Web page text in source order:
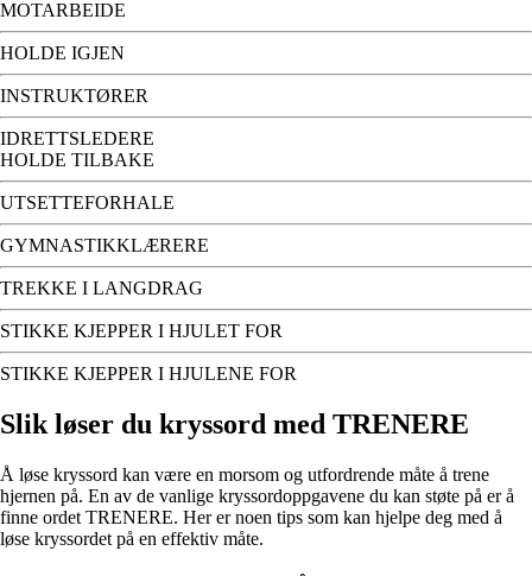
MOTARBEIDE
HOLDE IGJEN
INSTRUKTØRER
IDRETTSLEDERE
HOLDE TILBAKE
UTSETTEFORHALE
GYMNASTIKKLÆRERE
TREKKE I LANGDRAG
STIKKE KJEPPER I HJULET FOR
STIKKE KJEPPER I HJULENE FOR
Slik løser du kryssord med TRENERE
Å løse kryssord kan være en morsom og utfordrende måte å trene
hjernen på. En av de vanlige kryssordoppgavene du kan støte på er å
finne ordet TRENERE. Her er noen tips som kan hjelpe deg med å
løse kryssordet på en effektiv måte.